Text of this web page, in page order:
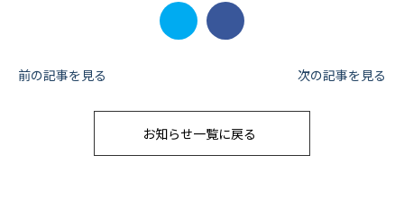
投
前の記事を見る 次の記事を見る
お知らせ一覧に戻る